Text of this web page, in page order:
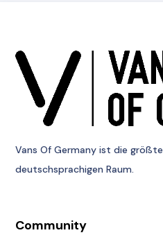
Vans Of Germany ist die
deutschsprachigen Raum.
Community